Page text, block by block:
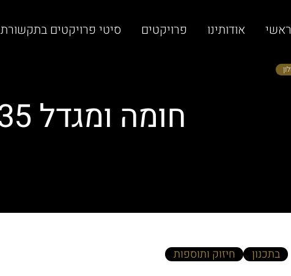
ראשי אודותינו פרויקטים סיטי פרויקטים בתקשורת
חומה ומגדל 35 | חולון
בתכנון
חיזוק ותוספות